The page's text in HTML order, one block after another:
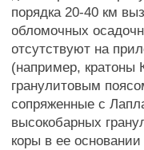
порядка 20-40 км
обломочных
отсутствуют на
(например, кратоны
гранулитовым
сопряженные с
высокобарных
коры в ее